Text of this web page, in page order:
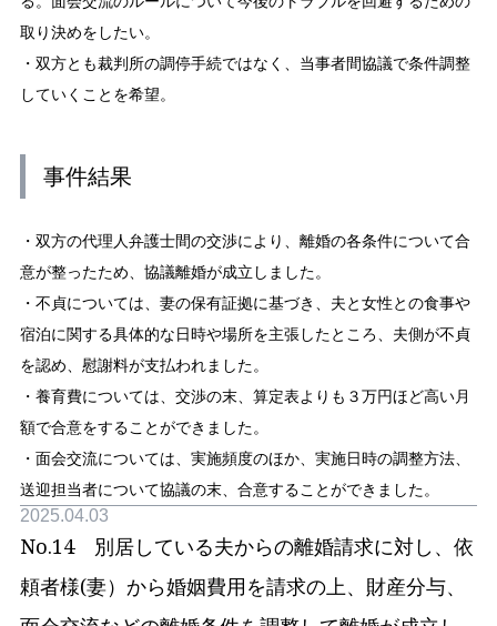
取り決めをしたい。
・双方とも裁判所の調停手続ではなく、当事者間協議で条件調整
していくことを希望。
事件結果
・双方の代理人弁護士間の交渉により、離婚の各条件について合
意が整ったため、協議離婚が成立しました。
・不貞については、妻の保有証拠に基づき、夫と女性との食事や
宿泊に関する具体的な日時や場所を主張したところ、夫側が不貞
を認め、慰謝料が支払われました。
・養育費については、交渉の末、算定表よりも３万円ほど高い月
額で合意をすることができました。
・面会交流については、実施頻度のほか、実施日時の調整方法、
送迎担当者について協議の末、合意することができました。
2025.04.03
No.14 別居している夫からの離婚請求に対し、依
頼者様(妻）から婚姻費用を請求の上、財産分与、